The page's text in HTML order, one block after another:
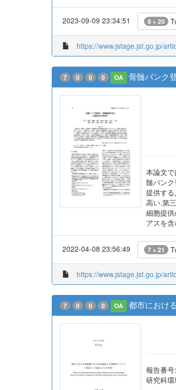
2023-09-09 23:34:51 8 + 20
https://www.jstage.jst.go.jp/
7 0 0 0 OA 骨髄バンク
本論文
髄バン
提供す
高い.第
細胞提
アスを
2022-04-08 23:56:49 7 + 21
https://www.jstage.jst.go.jp/
7 0 0 0 OA 都市におけ
報告番
研究科